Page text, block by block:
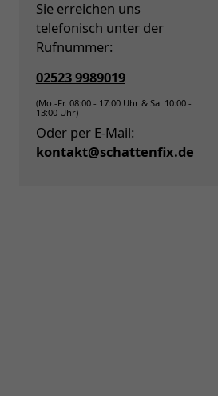
Sie erreichen uns
telefonisch unter der
Rufnummer:
02523 9989019
(Mo.-Fr. 08:00 - 17:00 Uhr & Sa. 10:00 -
13:00 Uhr)
Oder per E-Mail:
kontakt@schattenfix.de